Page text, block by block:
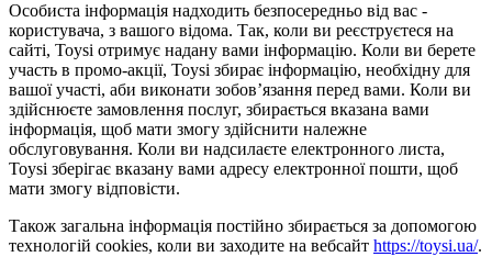
Особиста інформація надходить безпосередньо від вас -
користувача, з вашого відома. Так, коли ви реєструєтеся на
сайті, Toysi отримує надану вами інформацію. Коли ви берете
участь в промо-акції, Toysi збирає інформацію, необхідну для
вашої участі, аби виконати зобов’язання перед вами. Коли ви
здійснюєте замовлення послуг, збирається вказана вами
інформація, щоб мати змогу здійснити належне
обслуговування. Коли ви надсилаєте електронного листа,
Toysi зберігає вказану вами адресу електронної пошти, щоб
мати змогу відповісти.
Також загальна інформація постійно збирається за допомогою
технологій cookies, коли ви заходите на вебсайт https://toysi.ua/.